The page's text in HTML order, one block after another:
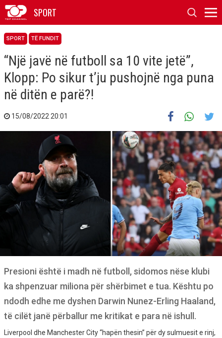
SPORT
SPORT TË FUNDIT
“Një javë në futboll sa 10 vite jetë”,
Klopp: Po sikur t’ju pushojnë nga puna
në ditën e parë?!
15/08/2022 20:01
Presioni është i madh në futboll, sidomos nëse klubi
ka shpenzuar miliona për shërbimet e tua. Kështu po
ndodh edhe me dyshen Darwin Nunez-Erling Haaland,
të cilët janë përballur me kritikat e para në ishull.
Liverpool dhe Manchester City “hapën thesin” për dy sulmuesit e rinj,